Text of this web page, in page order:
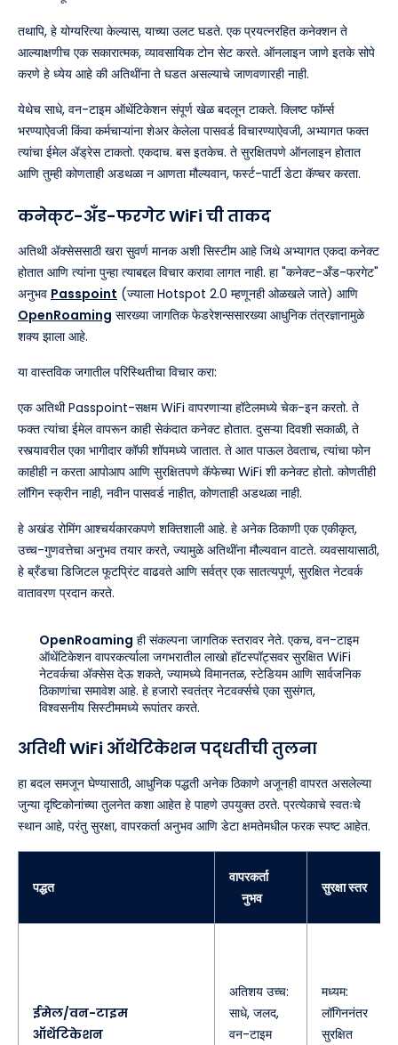
तथापि, हे योग्यरित्या केल्यास, याच्या उलट घडते. एक प्रयत्नरहित कनेक्शन ते
आल्याक्षणीच एक सकारात्मक, व्यावसायिक टोन सेट करते. ऑनलाइन जाणे इतके सोपे
करणे हे ध्येय आहे की अतिथींना ते घडत असल्याचे जाणवणारही नाही.
येथेच साधे, वन-टाइम ऑथेंटिकेशन संपूर्ण खेळ बदलून टाकते. क्लिष्ट फॉर्म्स
भरण्याऐवजी किंवा कर्मचाऱ्यांना शेअर केलेला पासवर्ड विचारण्याऐवजी, अभ्यागत फक्त
त्यांचा ईमेल ॲड्रेस टाकतो. एकदाच. बस इतकेच. ते सुरक्षितपणे ऑनलाइन होतात
आणि तुम्ही कोणताही अडथळा न आणता मौल्यवान, फर्स्ट-पार्टी डेटा कॅप्चर करता.
कनेक्ट-अँड-फरगेट WiFi ची ताकद
अतिथी ॲक्सेससाठी खरा सुवर्ण मानक अशी सिस्टीम आहे जिथे अभ्यागत एकदा कनेक्ट
होतात आणि त्यांना पुन्हा त्याबद्दल विचार करावा लागत नाही. हा "कनेक्ट-अँड-फरगेट"
अनुभव Passpoint (ज्याला Hotspot 2.0 म्हणूनही ओळखले जाते) आणि
OpenRoaming सारख्या जागतिक फेडरेशन्ससारख्या आधुनिक तंत्रज्ञानामुळे
शक्य झाला आहे.
या वास्तविक जगातील परिस्थितीचा विचार करा:
एक अतिथी Passpoint-सक्षम WiFi वापरणाऱ्या हॉटेलमध्ये चेक-इन करतो. ते
फक्त त्यांचा ईमेल वापरून काही सेकंदात कनेक्ट होतात. दुसऱ्या दिवशी सकाळी, ते
रस्त्यावरील एका भागीदार कॉफी शॉपमध्ये जातात. ते आत पाऊल ठेवताच, त्यांचा फोन
काहीही न करता आपोआप आणि सुरक्षितपणे कॅफेच्या WiFi शी कनेक्ट होतो. कोणतीही
लॉगिन स्क्रीन नाही, नवीन पासवर्ड नाहीत, कोणताही अडथळा नाही.
हे अखंड रोमिंग आश्चर्यकारकपणे शक्तिशाली आहे. हे अनेक ठिकाणी एक एकीकृत,
उच्च-गुणवत्तेचा अनुभव तयार करते, ज्यामुळे अतिथींना मौल्यवान वाटते. व्यवसायासाठी,
हे ब्रँडचा डिजिटल फूटप्रिंट वाढवते आणि सर्वत्र एक सातत्यपूर्ण, सुरक्षित नेटवर्क
वातावरण प्रदान करते.
OpenRoaming ही संकल्पना जागतिक स्तरावर नेते. एकच, वन-टाइम
ऑथेंटिकेशन वापरकर्त्याला जगभरातील लाखो हॉटस्पॉट्सवर सुरक्षित WiFi
नेटवर्कचा ॲक्सेस देऊ शकते, ज्यामध्ये विमानतळ, स्टेडियम आणि सार्वजनिक
ठिकाणांचा समावेश आहे. हे हजारो स्वतंत्र नेटवर्क्सचे एका सुसंगत,
विश्वसनीय सिस्टीममध्ये रूपांतर करते.
अतिथी WiFi ऑथेंटिकेशन पद्धतींची तुलना
हा बदल समजून घेण्यासाठी, आधुनिक पद्धती अनेक ठिकाणे अजूनही वापरत असलेल्या
जुन्या दृष्टिकोनांच्या तुलनेत कशा आहेत हे पाहणे उपयुक्त ठरते. प्रत्येकाचे स्वतःचे
स्थान आहे, परंतु सुरक्षा, वापरकर्ता अनुभव आणि डेटा क्षमतेमधील फरक स्पष्ट आहेत.
पद्धत
वापरकर्ता
अनुभव
सुरक्षा स्तर
ईमेल/वन-टाइम
ऑथेंटिकेशन
अतिशय उच्च:
साधे, जलद,
वन-टाइम
मध्यम:
लॉगिननंतर
सुरक्षित